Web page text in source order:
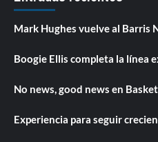
Mark Hughes vuelve al Barris
Boogie Ellis completa la línea
No news, good news en
Experiencia para seguir